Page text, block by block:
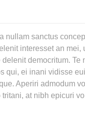
nullam sanctus
interesset an mei,
democritum. Te
qui, ei inani vidisse
Aperiri admodum
at nibh epicuri